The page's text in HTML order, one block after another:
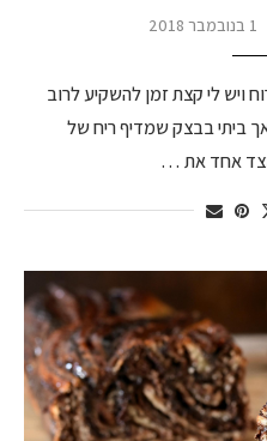
1 בנובמבר 2018
ויש לי קצת זמן להשקיע לרוב
ביתי בבצק שמדיף ריח של
מצד אחד את …